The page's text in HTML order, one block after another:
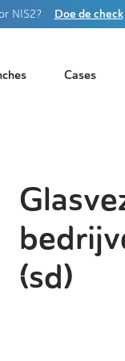
NIS2? Doe de check
Cases
(sd)